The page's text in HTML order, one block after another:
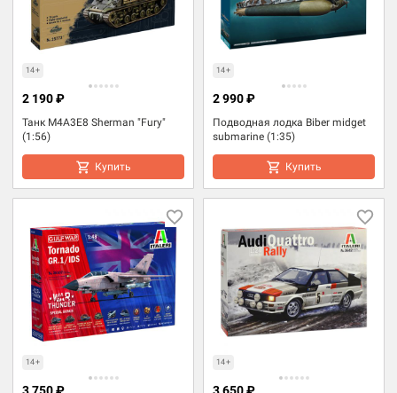
14+
Танк M4A3E8 Sherman "Fury"
(1:56)
2 190 ₽
Купить
14+
Подводная лодка Biber midget
submarine (1:35)
2 990 ₽
Купить
14+
3 750 ₽
14+
3 650 ₽